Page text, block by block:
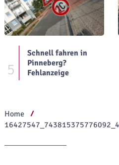
5
Schnell fahren in
Pinneberg?
Fehlanzeige
Home